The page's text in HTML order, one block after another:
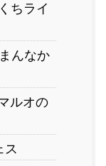
ちライ
んなか
ルオの